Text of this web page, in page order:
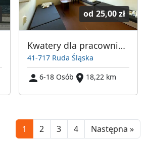
od 25,00 zł
Kwatery dla pracownikow Ruda Śląska
41-717 Ruda Śląska
6-18 Osób
18,22 km
1 2 3 4 Następna »Next